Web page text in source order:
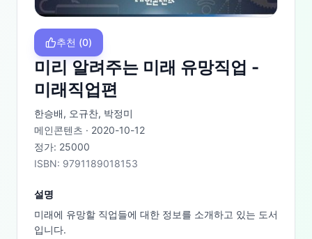
추천 (0)
미리 알려주는 미래 유망직업 -
미래직업편
한승배, 오규찬, 박정미
메인콘텐츠 · 2020-10-12
정가: 25000
ISBN: 9791189018153
설명
미래에 유망할 직업들에 대한 정보를 소개하고 있는 도서
입니다.